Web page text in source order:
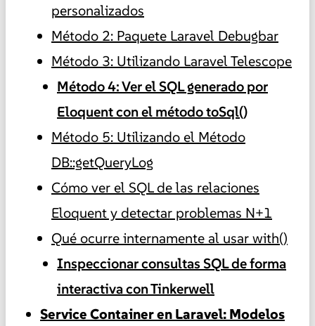
personalizados
Método 2: Paquete Laravel Debugbar
Método 3: Utilizando Laravel Telescope
Método 4: Ver el SQL generado por
Eloquent con el método toSql()
Método 5: Utilizando el Método
DB::getQueryLog
Cómo ver el SQL de las relaciones
Eloquent y detectar problemas N+1
Qué ocurre internamente al usar with()
Inspeccionar consultas SQL de forma
interactiva con Tinkerwell
Service Container en Laravel: Modelos